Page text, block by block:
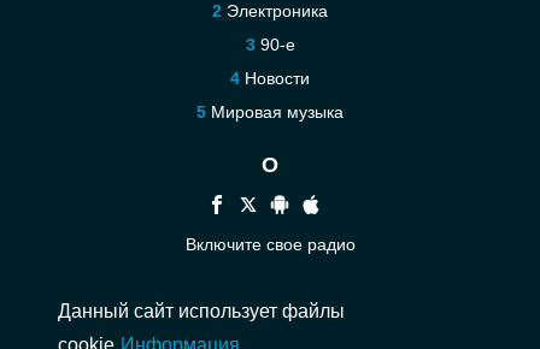
Электроника
90-е
Новости
Мировая музыка
О
Включите свое радио
Связаться
Данный сайт использует файлы
cookie Информация